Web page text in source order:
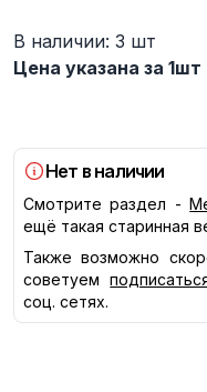
В наличии: 3 шт
Цена указана за 1шт
Нет в наличии
Смотрите раздел -
ещё такая старинная
Также возможно
советуем
соц. сетях.